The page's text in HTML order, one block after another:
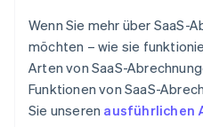
Wenn Sie mehr über SaaS-
möchten – wie sie
Arten von SaaS-
Funktionen von SaaS-
Sie unseren ausführlichen